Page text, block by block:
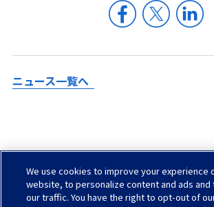
ニュース一覧へ
Check in AGC
サイトマップ
We use cookies to improve your experience
website, to personalize content and ads and
our traffic. You have the right to opt-out of